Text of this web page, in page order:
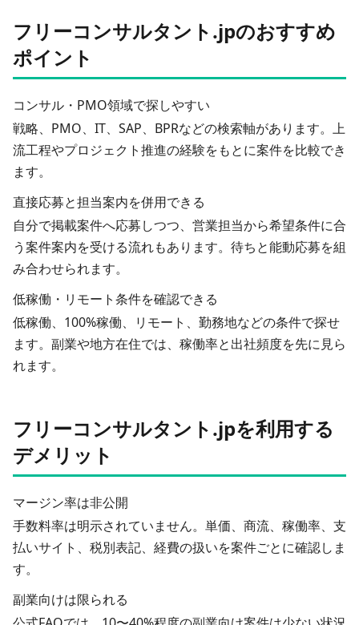
フリーコンサルタント.jpのおすすめ
ポイント
コンサル・PMO領域で探しやすい
戦略、PMO、IT、SAP、BPRなどの検索軸があります。上
流工程やプロジェクト推進の経験をもとに案件を比較でき
ます。
直接応募と担当案内を併用できる
自分で掲載案件へ応募しつつ、営業担当から希望条件に合
う案件案内を受ける流れもあります。待ちと能動応募を組
み合わせられます。
低稼働・リモート条件を確認できる
低稼働、100%稼働、リモート、勤務地などの条件で探せ
ます。副業や地方在住では、稼働率と出社頻度を先に見ら
れます。
フリーコンサルタント.jpを利用する
デメリット
マージン率は非公開
手数料率は明示されていません。単価、商流、稼働率、支
払いサイト、税別表記、経費の扱いを案件ごとに確認しま
す。
副業向けは限られる